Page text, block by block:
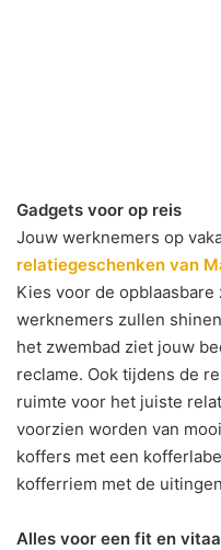
Gadgets voor op reis
Jouw werknemers op
relatiegeschenken van
Kies voor de
werknemers zullen
het zwembad ziet jouw
reclame. Ook tijdens de
ruimte voor het juiste
voorzien worden van
koffers met een
kofferriem met de
Alles voor een fit en